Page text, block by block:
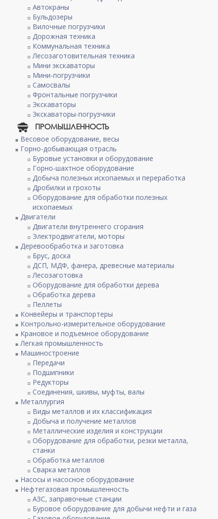
Автокраны
Бульдозеры
Вилочные погрузчики
Дорожная техника
Коммунальная техника
Лесозаготовительная техника
Мини экскаваторы
Мини-погрузчики
Самосвалы
Фронтальные погрузчики
Экскаваторы
Экскаваторы-погрузчики
ПРОМЫШЛЕННОСТЬ
Весовое оборудование, весы
Горно-добывающая отрасль
Буровые установки и оборудование
Горно-шахтное оборудование
Добыча полезных ископаемых и переработка
Дробилки и грохоты
Оборудование для обработки полезных
ископаемых
Двигатели
Двигатели внутреннего сгорания
Электродвигатели, моторы
Деревообработка и заготовка
Брус, доска
ДСП, МДФ, фанера, древесные материалы
Лесозаготовка
Оборудование для обработки дерева
Обработка дерева
Пеллеты
Конвейеры и транспортеры
Контрольно-измерительное оборудование
Крановое и подъемное оборудование
Легкая промышленность
Машиностроение
Передачи
Подшипники
Редукторы
Соединения, шкивы, муфты, валы
Металлургия
Виды металлов и их классификация
Добыча и получение металлов
Металлические изделия и конструкции
Оборудование для обработки, резки металла,
станки
Обработка металлов
Сварка металлов
Насосы и насосное оборудование
Нефтегазовая промышленность
АЗС, заправочные станции
Буровое оборудование для добычи нефти и газа